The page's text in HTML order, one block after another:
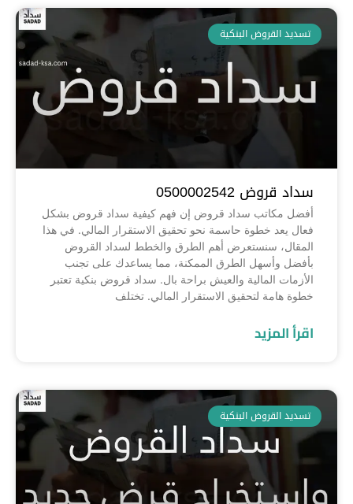
تسديد القروض البنكية
سداد قروض 0500002542
أفضل مكاتب سداد قروض إن فهم كيفية سداد قروض بشكل
فعال يعد خطوة حاسمة نحو تحقيق الاستقرار المالي. في هذا
المقال، سنستعرض أهم الطرق والخطط لسداد القروض
بأفضل وأسهل الطرق الممكنة، مما يساعدك على تجنب
الأزمات المالية والعيش براحة بال. سداد قروض بنكية تعتبر
خطوة هامة لتحقيق الاستقرار المالي. تختلف
اقرأ المزيد
تسديد القروض البنكية